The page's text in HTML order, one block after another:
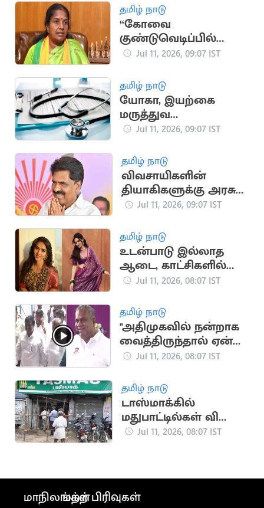
தமிழ் நாடு
“கோவை
குண்டுவெடிப்பில்
கொல்லப்பட்டோர்
வேலை வழங்க
வேண்டும்”
Jul 11, 2026, 09:07 IST
தமிழ் நாடு
யோகா, இயற்கை
மருத்துவ
பட்டப்படிப்பிற்கு
விண்ணப்பங்கள்
வரவேற்பு
Jul 11, 2026, 09:07 IST
தமிழ் நாடு
விவசாயிகளின்
தியாகிகளுக்கு அரசு
வேலை: ஈஸ்வரன்
Jul 11, 2026, 09:07 IST
தமிழ் நாடு
உடன்பாடு இல்லாத
ஆடை, காட்சிகளில்
நடிக்க மாட்டேன்:
Jul 11, 2026, 08:07 IST
தமிழ் நாடு
"அதிமுகவில் நன்றாக
வைத்திருந்தால் ஏன்
தவெக வர
அமைச்சர் ஆனந்த்
பதிலடி
Jul 11, 2026, 08:07 IST
தமிழ் நாடு
டாஸ்மாக்கில்
மதுபாட்டில்கள் விலை
ரூ.10 உயர்கிறதா?
Jul 11, 2026, 08:07 IST
மாநிலங்கள்மற்ற பிரிவுகள்